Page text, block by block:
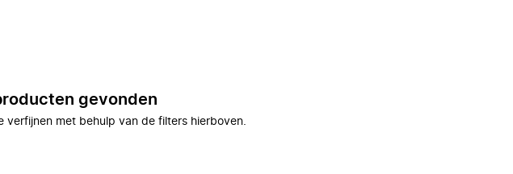
gevonden
verfijnen met behulp van de filters hierboven.